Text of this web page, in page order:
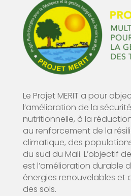
Le Projet MERIT a pour
l’amélioration de la
nutritionnelle, à la
au renforcement de la
climatique, des
du sud du Mali. L’objectif
est l’amélioration durable
énergies renouvelables et
des sols.